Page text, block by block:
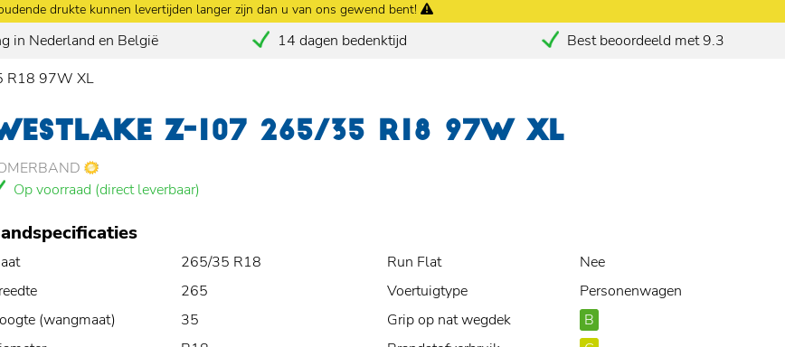
drukte kunnen levertijden langer zijn dan u van ons gewend bent!
in Nederland en België 14 dagen bedenktijd
Best beoordeeld met 9.3
R18 97W XL
Z-107 265/35 R18 97W XL
Op voorraad (direct leverbaar)
265/35 R18
265
(wangmaat)
35
Run Flat
Nee
Voertuigtype
Personenwagen
Grip op nat wegdek
B